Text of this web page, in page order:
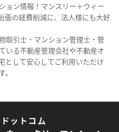
ョン情報！マンスリー＋ウィー
張の経費削減に、法人様にも大好
取引士・マンション管理士・管
いる不動産管理会社や不動産オ
として安心してご利用いただけ
ットコム